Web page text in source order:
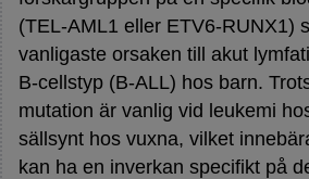
(TEL-AML1 eller ETV6-RUNX1)
vanligaste orsaken till akut
B-cellstyp (B-ALL) hos barn.
mutation är vanlig vid leukemi
sällsynt hos vuxna, vilket
kan ha en inverkan specifikt på